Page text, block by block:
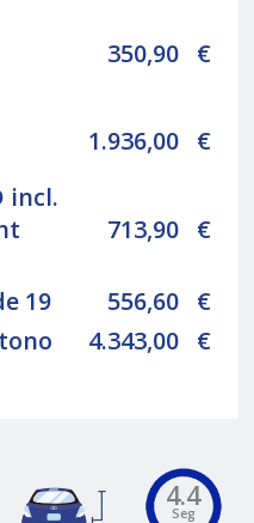
350,90 €
1.936,00 €
incl.
713,90 €
19 556,60 €
4.343,00 €
4.4
Seg